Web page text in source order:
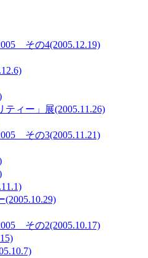
その4(2005.12.19)
ティー」展(2005.11.26)
その3(2005.11.21)
その2(2005.10.17)